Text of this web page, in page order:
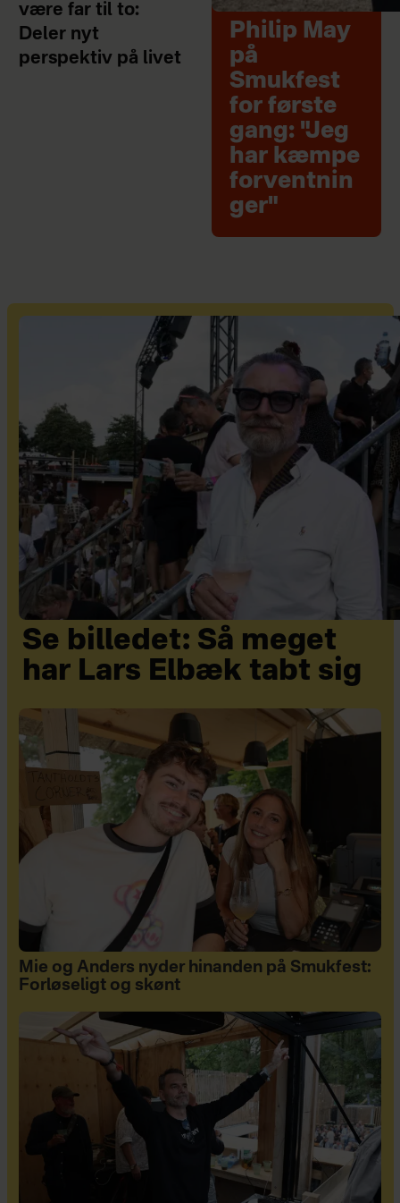
være far til to:
Deler nyt
perspektiv på livet
Philip May
på
Smukfest
for første
gang: "Jeg
har kæmpe
forventnin
ger"
Se billedet: Så meget
har Lars Elbæk tabt sig
Mie og Anders nyder hinanden på Smukfest:
Forløseligt og skønt